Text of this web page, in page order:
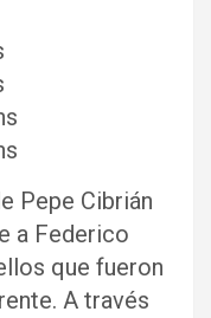
Pepe Cibrián
a Federico
que fueron
A través